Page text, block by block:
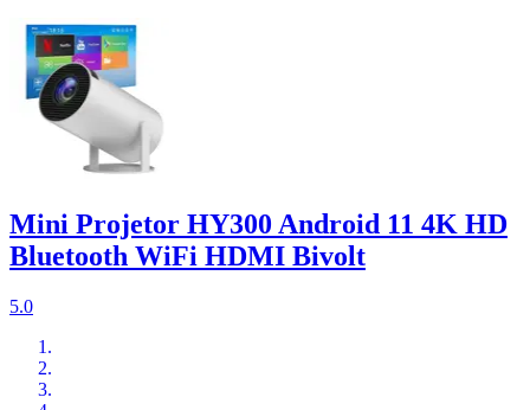
Mini Projetor HY300 Android 11 4K HD
Bluetooth WiFi HDMI Bivolt
5.0